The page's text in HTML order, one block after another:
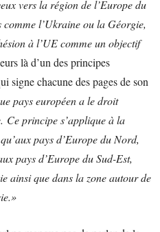
vers la région de l’Europe du
comme l’Ukraine ou la Géorgie,
à l’UE comme un objectif
là d’un des principes
signe chacune des pages de son
pays européen a le droit
Ce principe s’applique à la
pays d’Europe du Nord,
pays d’Europe du Sud-Est,
ainsi que dans la zone autour de